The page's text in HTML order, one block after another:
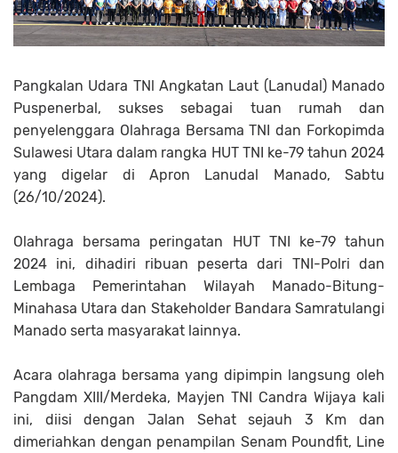
Pangkalan Udara TNl Angkatan Laut (Lanudal) Manado
Puspenerbal, sukses sebagai tuan rumah dan
penyelenggara Olahraga Bersama TNI dan Forkopimda
Sulawesi Utara dalam rangka HUT TNI ke-79 tahun 2024
yang digelar di Apron Lanudal Manado, Sabtu
(26/10/2024).
Olahraga bersama peringatan HUT TNI ke-79 tahun
2024 ini, dihadiri ribuan peserta dari TNI-Polri dan
Lembaga Pemerintahan Wilayah Manado-Bitung-
Minahasa Utara dan Stakeholder Bandara Samratulangi
Manado serta masyarakat lainnya.
Acara olahraga bersama yang dipimpin langsung oleh
Pangdam XIII/Merdeka, Mayjen TNI Candra Wijaya kali
ini, diisi dengan Jalan Sehat sejauh 3 Km dan
dimeriahkan dengan penampilan Senam Poundfit, Line